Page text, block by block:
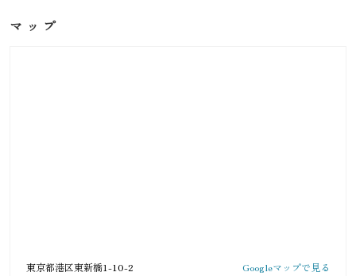
マップ
東京都港区東新橋1-10-2 Googleマップで見る